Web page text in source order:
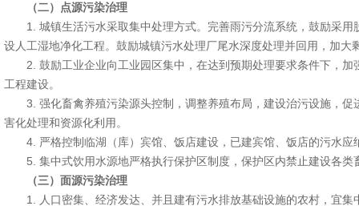
（二）点源污染治理
1. 城镇生活污水采取集中处理方式。完善雨污分流系统，鼓励采用
设人工湿地净化工程。鼓励城镇污水处理厂尾水深度处理并回用，加大
2. 鼓励工业企业向工业园区集中，在达到预期处理要求条件下，加
工程建设。
3. 强化畜禽养殖污染源头控制，调整养殖布局，建设治污设施，促
害化处理和资源化利用。
4. 严格控制临湖（库）宾馆、饭店建设，已建宾馆、饭店的污水应
5. 集中式饮用水源地严格执行保护区制度，保护区内禁止建设各类
（三）面源污染治理
1. 人口密集、经济发达、并且建有污水排放基础设施的农村，宜集